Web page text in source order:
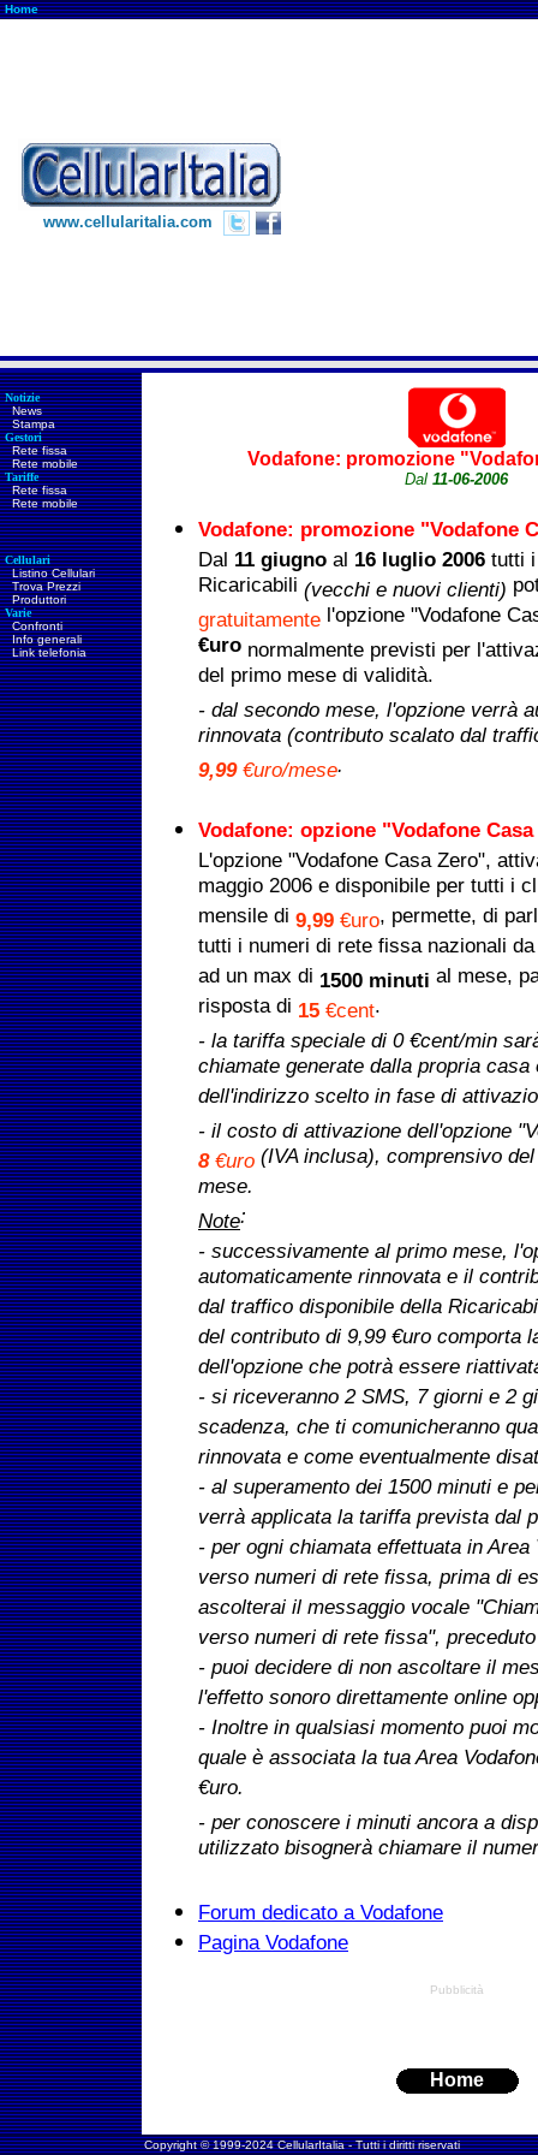
Home
www.cellularitalia.com
Notizie
News
Stampa
Gestori
Rete fissa
Rete mobile
Tariffe
Rete fissa
Rete mobile
Cellulari
Listino Cellulari
Trova Prezzi
Produttori
Varie
Confronti
Info generali
Link telefonia
Vodafone: promozione
Dal11-06-2006
Vodafone: promozione "Vodafone
Dal 11 giugno al 16 luglio 2006 tutti
Ricaricabili (vecchi e nuovi clienti)
gratuitamente l'opzione "Vodafone
€uro normalmente previsti per
del primo mese di validità.
- dal secondo mese, l'opzione verrà
rinnovata (contributo scalato dal
9,99€uro/mese.
Vodafone: opzione "Vodafone
L'opzione "Vodafone Casa Zero",
maggio 2006 e disponibile per tutti i
mensile di 9,99 €uro, permette, di
tutti i numeri di rete fissa nazionali
ad un max di 1500 minuti al mese,
risposta di 15 €cent.
- la tariffa speciale di 0 €cent/min
chiamate generate dalla propria casa
dell'indirizzo scelto in fase di
- il costo di attivazione dell'opzione
8 €uro (IVA inclusa), comprensivo
mese.
Note:
- successivamente al primo mese,
automaticamente rinnovata e il
dal traffico disponibile della
del contributo di 9,99 €uro comporta
dell'opzione che potrà essere
- si riceveranno 2 SMS, 7 giorni e 2
scadenza, che ti comunicheranno
rinnovata e come eventualmente
- al superamento dei 1500 minuti e
verrà applicata la tariffa prevista dal
- per ogni chiamata effettuata in
verso numeri di rete fissa, prima di
ascolterai il messaggio vocale
verso numeri di rete fissa",
- puoi decidere di non ascoltare il
l'effetto sonoro direttamente online
- Inoltre in qualsiasi momento puoi
quale è associata la tua Area
€uro.
- per conoscere i minuti ancora a
utilizzato bisognerà chiamare il
Forum dedicato a Vodafone
Pagina Vodafone
Pubblicità
Home
Copyright © 1999-2024 CellularItalia - Tutti i diritti riservati